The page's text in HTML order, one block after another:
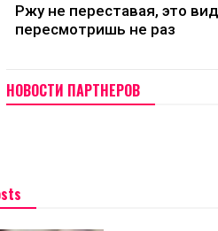
Ржу не переставая, это
пересмотришь не раз
НОВОСТИ ПАРТНЕРОВ